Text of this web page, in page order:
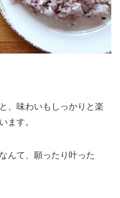
、味わいもしっかりと楽
ます。
んて、願ったり叶った